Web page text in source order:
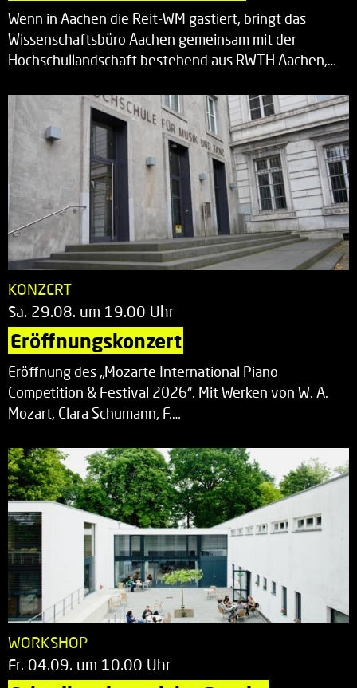
Wenn in Aachen die Reit-WM gastiert, bringt das
Wissenschaftsbüro Aachen gemeinsam mit der
Hochschullandschaft bestehend aus RWTH Aachen,…
KONZERT
Sa. 29.08. um 19.00 Uhr
Eröffnungskonzert
Eröffnung des „Mozarte International Piano
Competition & Festival 2026“. Mit Werken von W. A.
Mozart, Clara Schumann, F.…
WORKSHOP
Fr. 04.09. um 10.00 Uhr